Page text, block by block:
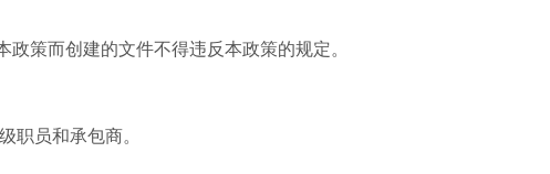
策而创建的文件不得违反本政策的规定。
职员和承包商。